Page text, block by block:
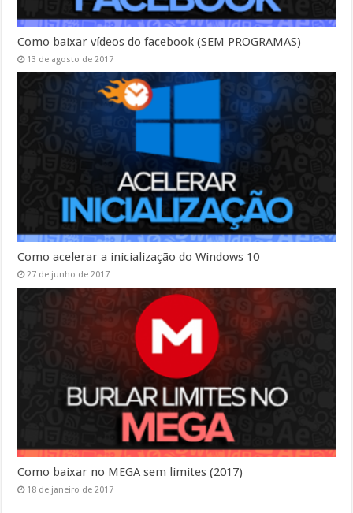
Como baixar vídeos do facebook (SEM PROGRAMAS)
13 de agosto de 2017
Como acelerar a inicialização do Windows 10
27 de junho de 2017
Como baixar no MEGA sem limites (2017)
18 de janeiro de 2017